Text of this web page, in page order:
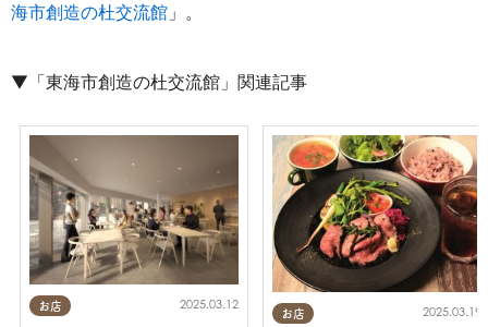
海市創造の杜交流館 」。
▼「東海市創造の杜交流館」関連記事
お店 2025.03.12
お店 2025.03.19